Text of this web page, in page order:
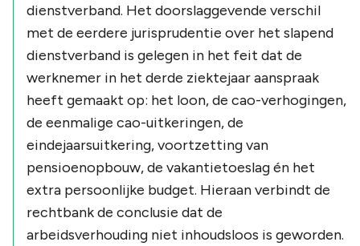
dienstverband. Het doorslaggevende verschil
met de eerdere jurisprudentie over het slapend
dienstverband is gelegen in het feit dat de
werknemer in het derde ziektejaar aanspraak
heeft gemaakt op: het loon, de cao-verhogingen,
de eenmalige cao-uitkeringen, de
eindejaarsuitkering, voortzetting van
pensioenopbouw, de vakantietoeslag én het
extra persoonlijke budget. Hieraan verbindt de
rechtbank de conclusie dat de
arbeidsverhouding niet inhoudsloos is geworden.